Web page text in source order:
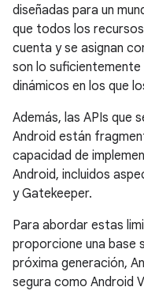
diseñadas para un
que todos los
cuenta y se asignan
son lo
dinámicos en los que
Además, las APIs que
Android están
capacidad de
Android, incluidos
y Gatekeeper.
Para abordar estas
proporcione una base
próxima generación,
segura como Android